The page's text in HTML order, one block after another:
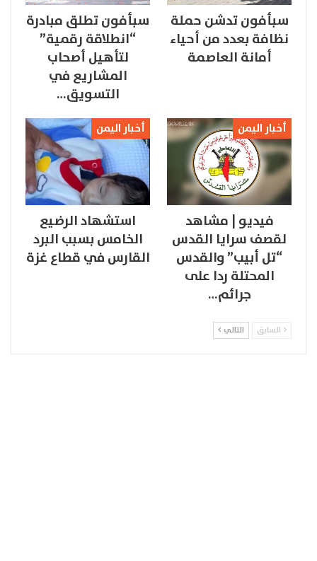
سبأفون تدشن حملة
نظافة بعدد من أحياء
أمانة العاصمة
سبأفون تطلق مبادرة
“انطلاقة رقمية”
لتأهيل أصحاب
المشاريع في
التسويق…
أخبار اليمن
فيديو | مشاهد
لقصف سرايا القدس
“تل أبيب” والقدس
المحتلة ردا على
جرائم…
أخبار اليمن
استشهاد الرضيع
الخامس بسبب البرد
القارس في قطاع غزة
السابق التالي